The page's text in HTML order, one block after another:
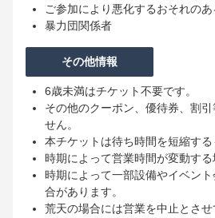
ご参加により悪化するおそれの
暴力団関係者
その他情報
6歳未満はチケット不要です。
その他のクーポン、優待券、割
せん。
本チケットは待ち時間を短縮する
時期によって営業時間が変動する
時期によって一部設備やイベン
合があります。
荒天の場合には営業を中止とさ